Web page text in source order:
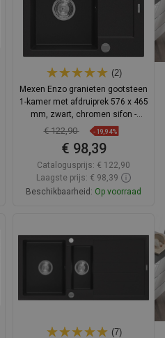
(2)
Mexen Enzo granieten gootsteen
1-kamer met afdruiprek 576 x 465
mm, zwart, chromen sifon -
6506571005-77
€ 122,90 -19,94%
€ 98,39
Catalogusprijs: € 122,90
Laagste prijs: € 98,39
Beschikbaarheid: Op voorraad
Vergelijk
(7)